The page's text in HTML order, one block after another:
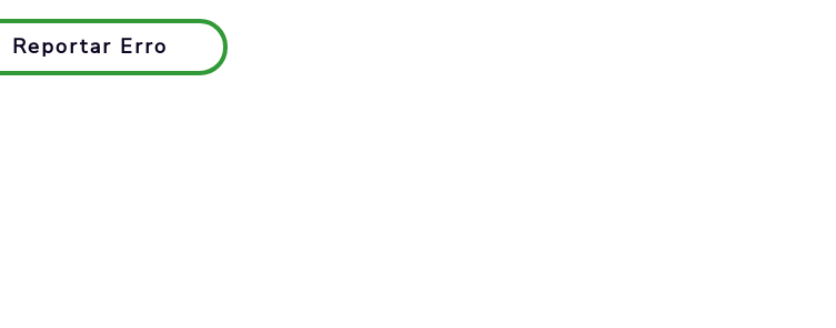
Reportar Erro